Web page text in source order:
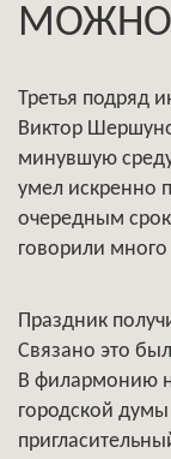
МОЖНО
Третья подряд
Виктор
минувшую
умел искренно
очередным
говорили
Праздник
Связано это
В филармонию
городской